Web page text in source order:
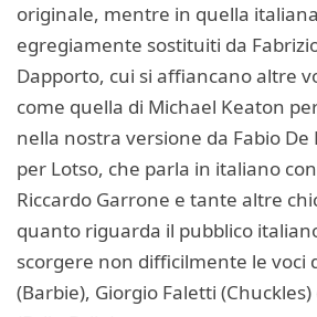
originale, mentre in quella
egregiamente sostituiti da
Dapporto, cui si affiancano altre
come quella di Michael Keaton
nella nostra versione da Fabio
per Lotso, che parla in italiano
Riccardo Garrone e tante altre
quanto riguarda il pubblico
scorgere non difficilmente le voci
(Barbie), Giorgio Faletti